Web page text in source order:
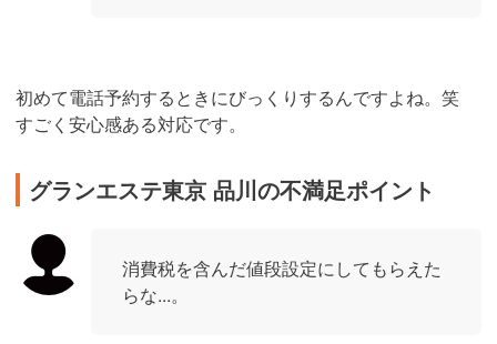
初めて電話予約するときにびっくりするんですよね。笑
すごく安心感ある対応です。
グランエステ東京 品川の不満足ポイント
消費税を含んだ値段設定にしてもらえた
らな...。